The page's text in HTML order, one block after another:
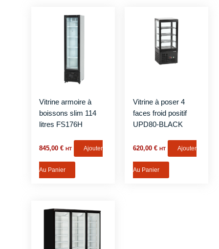
Vitrine armoire à
boissons slim 114
litres FS176H
845,00€ HT Ajouter
Au Panier
Vitrine à poser 4
faces froid positif
UPD80-BLACK
620,00 € HT Ajouter
Au Panier